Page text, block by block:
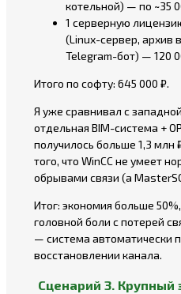
котельной) — по ~35
1 серверную
(Linux-сервер, архив
Telegram-бот) — 120
Итого по софту: 645 000 ₽.
Я уже сравнивал с
отдельная BIM-система +
получилось больше 1,3 млн
того, что WinCC не умеет
обрывами связи (а
Итог: экономия больше
головной боли с потерей
— система автоматически
восстановлении канала.
Сценарий 3. Крупный